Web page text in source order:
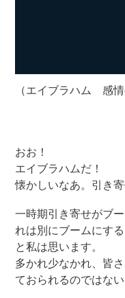
（エイブラハム 感情
おお！
エイブラハムだ！
懐かしいなあ。引き寄
一時期引き寄せがブ
れは別にブームにす
と私は思います。
多かれ少なかれ、皆
ておられるのではな